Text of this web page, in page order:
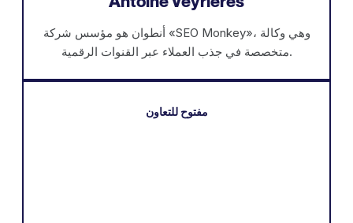
أنطوان هو مؤسس شركة «SEO Monkey»، وهي وكالة
متخصصة في جذب العملاء عبر القنوات الرقمية.
مفتوح للتعاون